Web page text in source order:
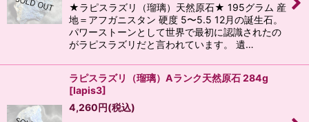
★ラピスラズリ（瑠璃）天然原石★ 195グラム 産
地＝アフガニスタン 硬度 5〜5.5 12月の誕生石。
パワーストーンとして世界で最初に認識されたの
がラピスラズリだと言われています。 遺…
ラピスラズリ（瑠璃）Aランク天然原石 284g
[lapis3]
4,260円(税込)